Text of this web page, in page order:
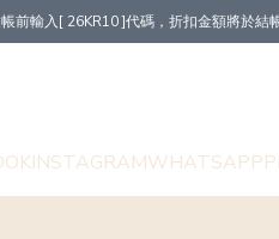
輸入[ 26KR10 ]代碼，折扣金額將於結
INSTAGRAMWHATSAPP